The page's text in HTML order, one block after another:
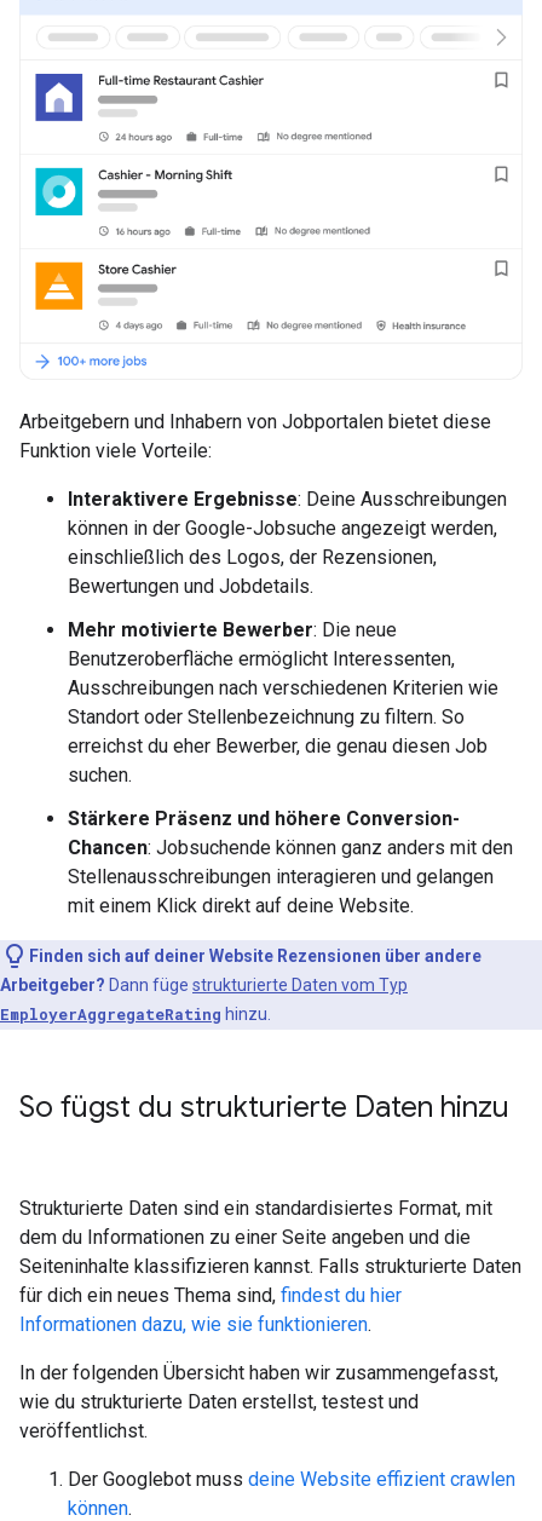
Arbeitgebern und Inhabern von Jobportalen bietet diese
Funktion viele Vorteile:
Interaktivere Ergebnisse: Deine Ausschreibungen
können in der Google-Jobsuche angezeigt werden,
einschließlich des Logos, der Rezensionen,
Bewertungen und Jobdetails.
Mehr motivierte Bewerber: Die neue
Benutzeroberfläche ermöglicht Interessenten,
Ausschreibungen nach verschiedenen Kriterien wie
Standort oder Stellenbezeichnung zu filtern. So
erreichst du eher Bewerber, die genau diesen Job
suchen.
Stärkere Präsenz und höhere Conversion-
Chancen: Jobsuchende können ganz anders mit den
Stellenausschreibungen interagieren und gelangen
mit einem Klick direkt auf deine Website.
Finden sich auf deiner Website Rezensionen über andere
Arbeitgeber? Dann füge strukturierte Daten vom Typ
EmployerAggregateRating hinzu.
So fügst du strukturierte Daten hinzu
Strukturierte Daten sind ein standardisiertes Format, mit
dem du Informationen zu einer Seite angeben und die
Seiteninhalte klassifizieren kannst. Falls strukturierte Daten
für dich ein neues Thema sind, findest du hier
Informationen dazu, wie sie funktionieren.
In der folgenden Übersicht haben wir zusammengefasst,
wie du strukturierte Daten erstellst, testest und
veröffentlichst.
Der Googlebot muss deine Website effizient crawlen
können.